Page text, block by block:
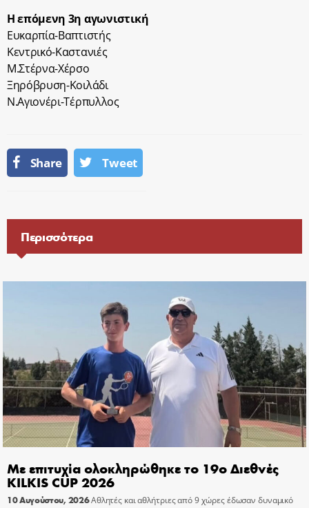
Η επόμενη 3η αγωνιστική
Ευκαρπία-Βαπτιστής
Κεντρικό-Καστανιές
Μ.Στέρνα-Χέρσο
Ξηρόβρυση-Κοιλάδι
Ν.Αγιονέρι-Τέρπυλλος
Share Tweet
Περισσότερα
Με επιτυχία ολοκληρώθηκε το 19ο Διεθνές
KILKIS CUP 2026
10 Αυγούστου, 2026Αθλητές και αθλήτριες από 9 χώρες έδωσαν δυναμικό